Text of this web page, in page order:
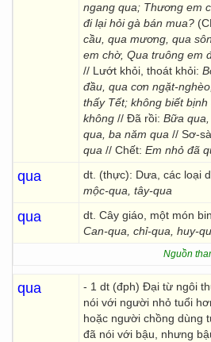
ngang qua; Thương em
đi lại hỏi gà bán mua?
cầu, qua mương, qua
em chờ, Qua truông em
// Lướt khỏi, thoát khỏi:
đầu, qua cơn ngặt-
thấy Tết; không biết
không // Đã rồi: Bữa
qua, ba năm qua // Sơ-
qua // Chết: Em nhỏ đã
qua dt. (thực): Dưa, các loại
mộc-qua, tây-qua
qua
dt. Cây giáo, một món
Can-qua, chỉ-qua, huy-
Nguồn
qua
- 1 dt (đph) Đại từ ngôi
nói với người nhỏ tuổi
hoặc người chồng dùng
đã nói với bậu, nhưng